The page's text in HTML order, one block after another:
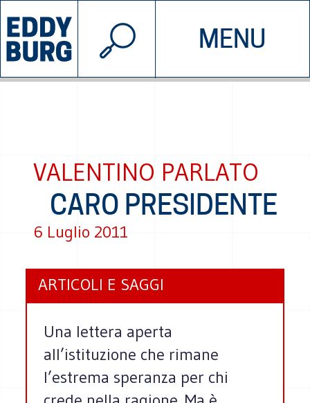
MENU
INIZIATIVE CHI SIAMO
© 2026 EDDYBURG
VALENTINO PARLATO
CARO PRESIDENTE
6 Luglio 2011
ARTICOLI E SAGGI
Una lettera aperta
all’istituzione che rimane
l’estrema speranza per chi